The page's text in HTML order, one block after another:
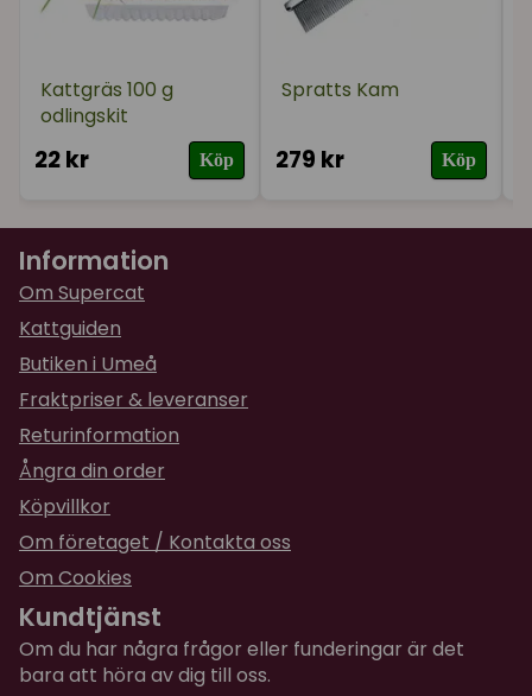
Kattgräs 100 g
odlingskit
22 kr Köp
Spratts Kam
279 kr Köp
Information
Om Supercat
Kattguiden
Butiken i Umeå
Fraktpriser & leveranser
Returinformation
Ångra din order
Köpvillkor
Om företaget / Kontakta oss
Om Cookies
Kundtjänst
Om du har några frågor eller funderingar är det
bara att höra av dig till oss.